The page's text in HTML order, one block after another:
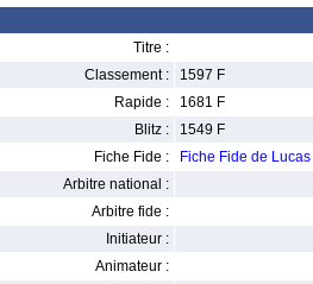
Titre :
Classement :
1597 F
Rapide :
1681 F
Blitz :
1549 F
Fiche Fide :
Fiche Fide de
Arbitre national :
Arbitre fide :
Initiateur :
Animateur :